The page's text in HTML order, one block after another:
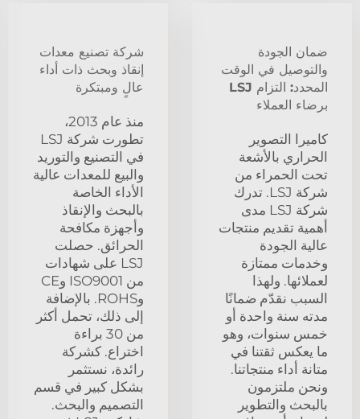
ضمان الجودة
والتوصيل في الوقت
المحدد: التزام LSJ
برضاء العملاء
كاميرا التصوير
الحراري بالأشعة
تحت الحمراء من
شركة LSJ. تدرك
شركة LSJ مدى
أهمية تقديم منتجات
عالية الجودة
وخدمات ممتازة
لعملائها. ولهذا
السبب نقدّم ضمانًا
مدته سنة واحدة أو
خمس سنوات، وهو
ما يعكس ثقتنا في
متانة أداء منتجاتنا.
ونحن ملتزمون
بالبحث والتطوير
شركة تصنيع معدات
إنقاذ وبحث ذات أداء
عالٍ ومبتكرة
منذ عام 2013،
تطورت شركة LSJ
في التصنيع والتوريد
والبيع للمعدات عالية
الأداء الخاصة
بالبحث والإنقاذ
وأجهزة مكافحة
الحرائق. حصلت
LSJ على شهادات
من ISO9001 وCE
وROHS. بالإضافة
إلى ذلك، تحمل أكثر
من 30 براءة
اختراع. كشركة
رائدة، نستثمر
بشكل كبير في قسم
التصميم والبحث.